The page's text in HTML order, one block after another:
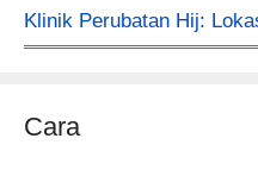
Klinik Perubatan Hij:
Cara